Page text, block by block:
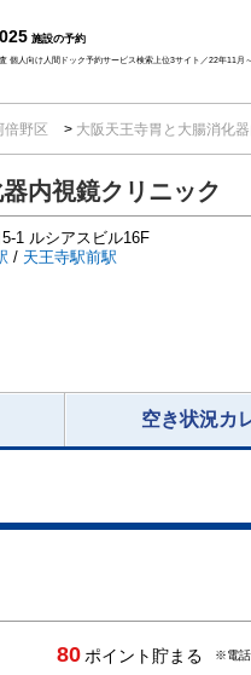
施設の予約
個人向け人間ドック予約サービス検索上位3サイト／22年11月
倍野区 大阪天王寺胃と大腸消化
内視鏡クリニック
1 ルシアスビル16F
/ 天王寺駅前駅
空き状況カ
80 ポイント貯まる ※電話